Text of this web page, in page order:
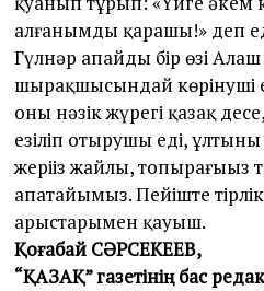
алғанымды қарашы!» деп
Гүлнәр апайдың бір өзі
шырақшысындай көрінуші
оның нәзік жүрегі қазақ
езіліп отырушы еді,
жеріңіз жайлы,
апатайымыз. Пейіште
арыстарымен қауыш.
Қоғабай СӘРСЕКЕЕВ,
“ҚАЗАҚ” газетінің бас